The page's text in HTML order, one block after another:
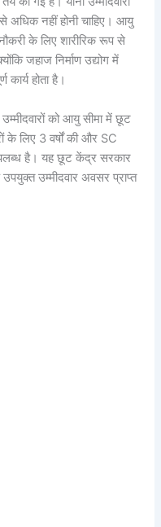
नहीं होनी चाहिए। आयु
नौकरी के लिए शारीरिक रूप से
जहाज निर्माण उद्योग में
होता है।
को आयु सीमा में छूट
के लिए 3 वर्षों की और SC
है। यह छूट केंद्र सरकार
उम्मीदवार अवसर प्राप्त